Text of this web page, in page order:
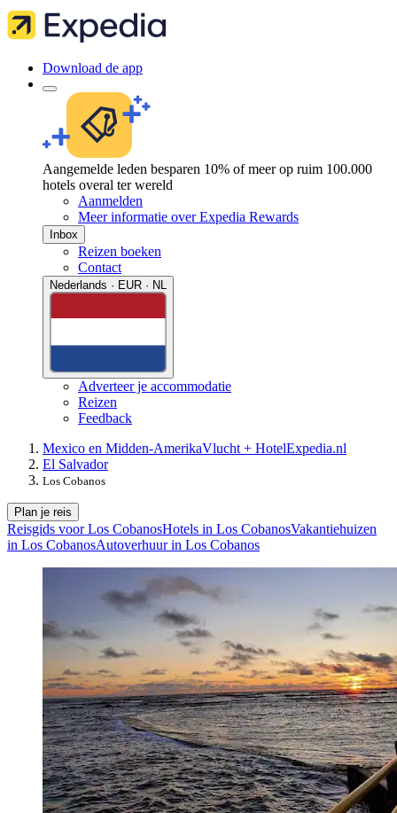
Download de app
Aangemelde leden besparen 10% of meer op ruim 100.000
hotels overal ter wereld
Aanmelden
Meer informatie over Expedia Rewards
Inbox
Reizen boeken
Contact
Nederlands · EUR · NL
Adverteer je accommodatie
Reizen
Feedback
Mexico en Midden-AmerikaVlucht + HotelExpedia.nl
El Salvador
Los Cobanos
Plan je reis
Reisgids voor Los CobanosHotels in Los CobanosVakantiehuizen
in Los CobanosAutoverhuur in Los Cobanos